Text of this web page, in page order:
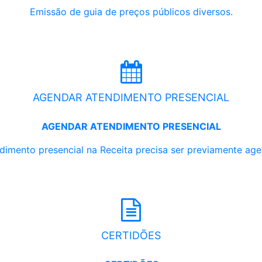
Emissão de guia de preços públicos diversos.
AGENDAR ATENDIMENTO PRESENCIAL
AGENDAR ATENDIMENTO PRESENCIAL
presencial na Receita precisa ser previamente
CERTIDÕES